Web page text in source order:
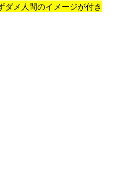
ダメ人間のイメージが付き